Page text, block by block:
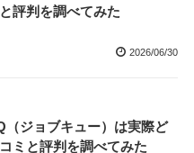
評判を調べてみた
2026/06/30
（ジョブキュー）は実際ど
ミと評判を調べてみた